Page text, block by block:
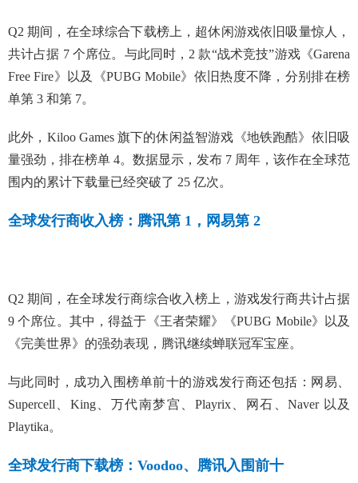
Q2 期间，在全球综合下载榜上，超休闲游戏依旧吸量惊人，
共计占据 7 个席位。与此同时，2 款“战术竞技”游戏《Garena
Free Fire》以及《PUBG Mobile》依旧热度不降，分别排在榜
单第 3 和第 7。
此外，Kiloo Games 旗下的休闲益智游戏《地铁跑酷》依旧吸
量强劲，排在榜单 4。数据显示，发布 7 周年，该作在全球范
围内的累计下载量已经突破了 25 亿次。
全球发行商收入榜：腾讯第 1，网易第 2
Q2 期间，在全球发行商综合收入榜上，游戏发行商共计占据
9 个席位。其中，得益于《王者荣耀》《PUBG Mobile》以及
《完美世界》的强劲表现，腾讯继续蝉联冠军宝座。
与此同时，成功入围榜单前十的游戏发行商还包括：网易、
Supercell、King、万代南梦宫、Playrix、网石、Naver 以及
Playtika。
全球发行商下载榜：Voodoo、腾讯入围前十